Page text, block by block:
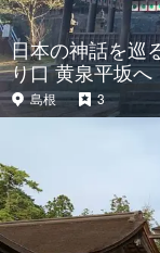
日本の神話を巡
り口 黄泉平坂へ
島根 3